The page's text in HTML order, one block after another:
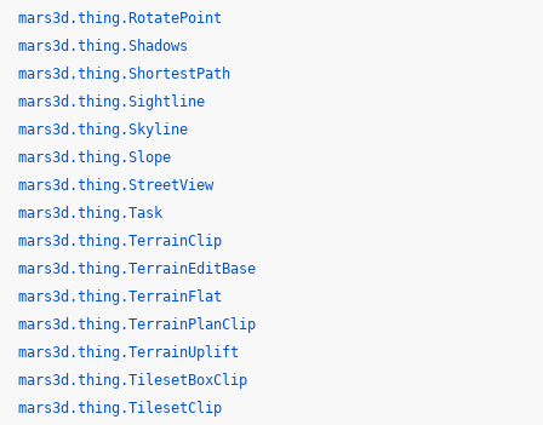
mars3d.thing.RotatePoint
mars3d.thing.Shadows
mars3d.thing.ShortestPath
mars3d.thing.Sightline
mars3d.thing.Skyline
mars3d.thing.Slope
mars3d.thing.StreetView
mars3d.thing.Task
mars3d.thing.TerrainClip
mars3d.thing.TerrainEditBase
mars3d.thing.TerrainFlat
mars3d.thing.TerrainPlanClip
mars3d.thing.TerrainUplift
mars3d.thing.TilesetBoxClip
mars3d.thing.TilesetClip